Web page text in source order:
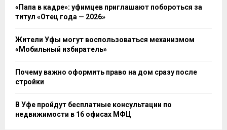
«Папа в кадре»: уфимцев приглашают побороться за
титул «Отец года — 2026»
Жители Уфы могут воспользоваться механизмом
«Мобильный избиратель»
Почему важно оформить право на дом сразу после
стройки
В Уфе пройдут бесплатные консультации по
недвижимости в 16 офисах МФЦ